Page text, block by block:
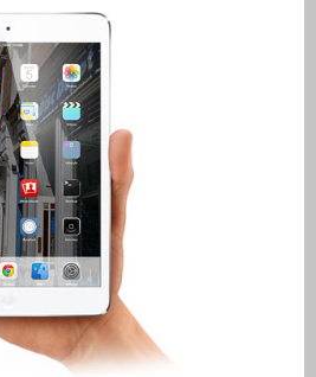
Mac-Computer in Dundee
Kontaktieren Sie uns
Kundenaussagen
Reparatur von Apple Mac
OS X und macOS in
Dundee
Reparaturen für das Apple
iPhone
Reparaturen für das Apple
MacBook Serie
Dunkler Bildschirm bei